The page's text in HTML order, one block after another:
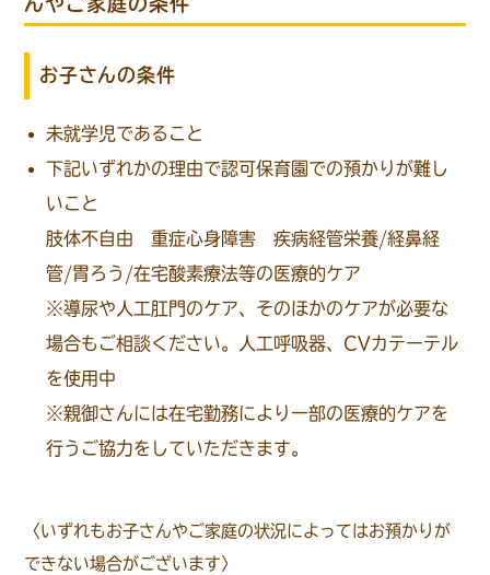
お子さんの条件
未就学児であること
下記いずれかの理由で認可保育園での預かりが難し
いこと
肢体不自由 重症心身障害 疾病経管栄養/経鼻経
管/胃ろう/在宅酸素療法等の医療的ケア
※導尿や人工肛門のケア、そのほかのケアが必要な
場合もご相談ください。人工呼吸器、CVカテーテル
を使用中
※親御さんには在宅勤務により一部の医療的ケアを
行うご協力をしていただきます。
〈いずれもお子さんやご家庭の状況によってはお預かりが
できない場合がございます〉